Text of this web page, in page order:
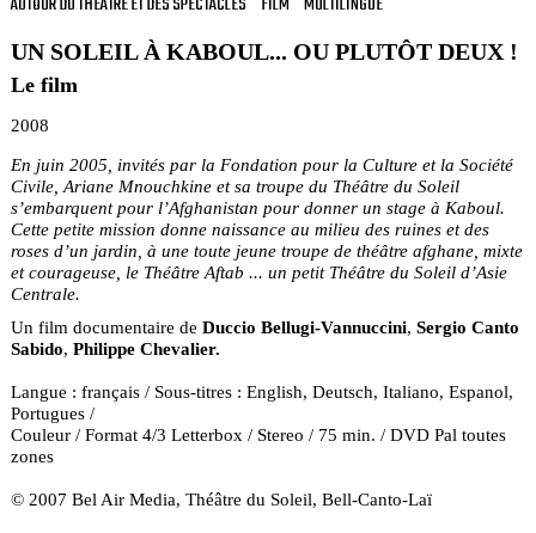
UN SOLEIL À KABOUL... OU PLUTÔT DEUX !
Le film
2008
En juin 2005, invités par la Fondation pour la Culture et la Société
Civile, Ariane Mnouchkine et sa troupe du Théâtre du Soleil
s’embarquent pour l’Afghanistan pour donner un stage à Kaboul.
Cette petite mission donne naissance au milieu des ruines et des
roses d’un jardin, à une toute jeune troupe de théâtre afghane, mixte
et courageuse, le Théâtre Aftab ... un petit Théâtre du Soleil d’Asie
Centrale.
Un film documentaire de Duccio Bellugi-Vannuccini, Sergio Canto
Sabido, Philippe Chevalier.
Langue : français / Sous-titres : English, Deutsch, Italiano, Espanol,
Portugues /
Couleur / Format 4/3 Letterbox / Stereo / 75 min. / DVD Pal toutes
zones
© 2007 Bel Air Media, Théâtre du Soleil, Bell-Canto-Laï